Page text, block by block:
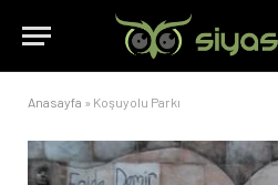
Anasayfa » Koşuyolu Parkı